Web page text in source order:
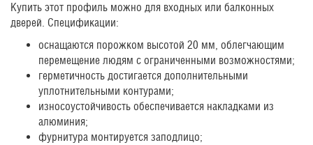
Купить этот профиль можно для входных или балконных
дверей. Спецификации:
оснащаются порожком высотой 20 мм, облегчающим
перемещение людям с ограниченными возможностями;
герметичность достигается дополнительными
уплотнительными контурами;
износоустойчивость обеспечивается накладками из
алюминия;
фурнитура монтируется заподлицо;